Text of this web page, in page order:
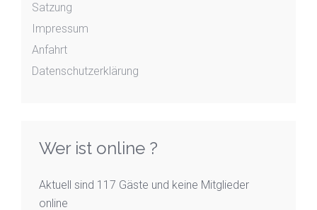
Satzung
Impressum
Anfahrt
Datenschutzerklärung
Wer ist online ?
Aktuell sind 117 Gäste und keine Mitglieder
online